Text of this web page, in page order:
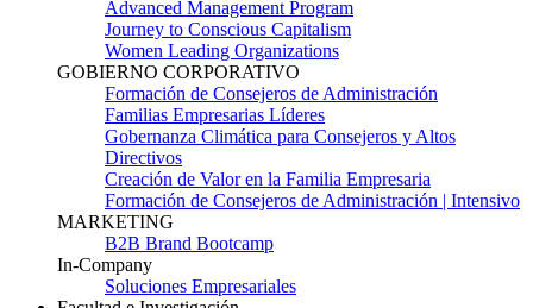
Advanced Management Program
Journey to Conscious Capitalism
Women Leading Organizations
GOBIERNO CORPORATIVO
Formación de Consejeros de Administración
Familias Empresarias Líderes
Gobernanza Climática para Consejeros y Altos
Directivos
Creación de Valor en la Familia Empresaria
Formación de Consejeros de Administración | Intensivo
MARKETING
B2B Brand Bootcamp
In-Company
Soluciones Empresariales